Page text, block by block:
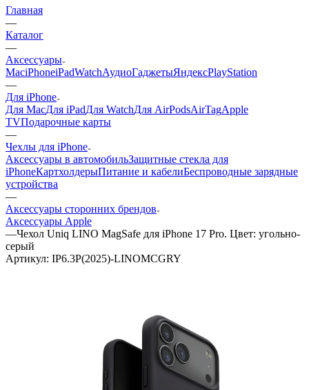
Главная
—
Каталог
—
Аксессуары
MaciPhoneiPadWatchАудиоГаджетыЯндексPlayStation
—
Для iPhone
Для MacДля iPadДля WatchДля AirPodsAirTagApple
TVПодарочные карты
—
Чехлы для iPhone
Аксессуары в автомобильЗащитные стекла для
iPhoneКартхолдерыПитание и кабелиБеспроводные зарядные
устройства
—
Аксессуары сторонних брендов
Аксессуары Apple
—Чехол Uniq LINO MagSafe для iPhone 17 Pro. Цвет: угольно-
серый
Артикул: IP6.3P(2025)-LINOMCGRY